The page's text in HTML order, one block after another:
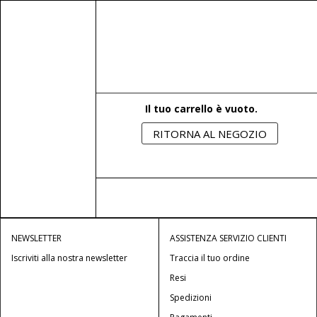
Il tuo carrello è vuoto.
RITORNA AL NEGOZIO
NEWSLETTER
Iscriviti alla nostra newsletter
ASSISTENZA SERVIZIO CLIENTI
Traccia il tuo ordine
Resi
Spedizioni